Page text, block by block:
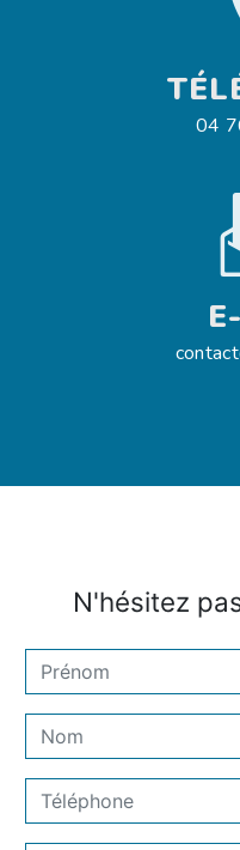
04
N'hésitez